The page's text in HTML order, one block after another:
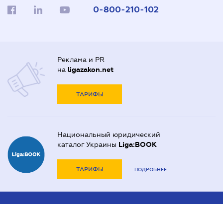
0-800-210-102
Реклама и PR
на ligazakon.net
ТАРИФЫ
Национальный юридический
каталог Украины Liga:BOOK
ТАРИФЫ ПОДРОБНЕЕ